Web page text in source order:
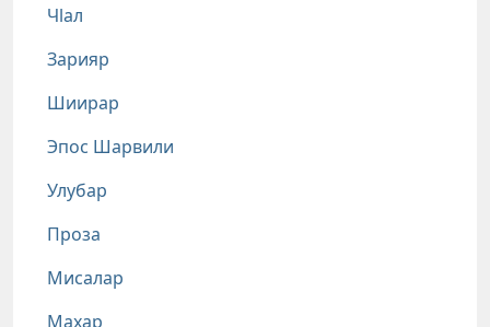
Чlал
Зарияр
Шиирар
Эпос Шарвили
Улубар
Проза
Мисалар
Махар